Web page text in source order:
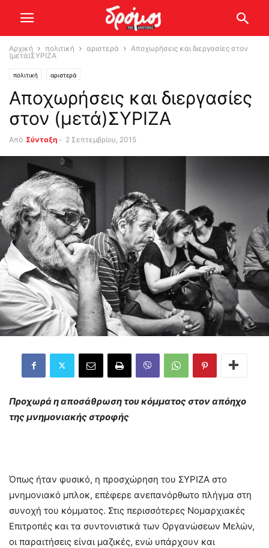
Αρχική πολιτική αριστερά
Αποχωρήσεις και διεργασίες στον
(μετά)ΣΥΡΙΖΑ
πολιτική αριστερά
Αποχωρήσεις και διεργασίες
στον (μετά)ΣΥΡΙΖΑ
Από Σύνταξη - 2 Σεπτεμβρίου, 2015
Προχωρά η αποσάθρωση του κόμματος στον απόηχο
της μνημονιακής στροφής
Όπως ήταν φυσικό, η προσχώρηση του ΣΥΡΙΖΑ στο
μνημονιακό μπλοκ, επέφερε ανεπανόρθωτο πλήγμα στη
συνοχή του κόμματος. Στις περισσότερες Νομαρχιακές
Επιτροπές και τα συντονιστικά των Οργανώσεων Μελών,
οι παραιτήσεις είναι μαζικές, ενώ υπάρχουν και